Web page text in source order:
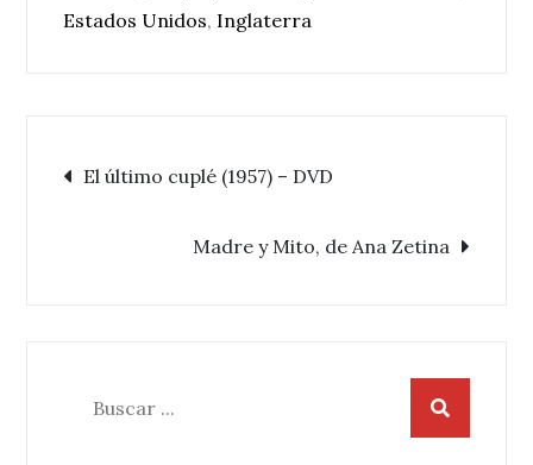
Estados Unidos, Inglaterra
Navegación
El último cuplé (1957) – DVD
Madre y Mito, de Ana Zetina